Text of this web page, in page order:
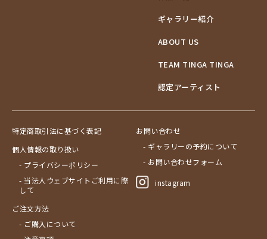
ギャラリー紹介
ABOUT US
TEAM TINGA TINGA
認定アーティスト
特定商取引法に基づく表記
個人情報の取り扱い
- プライバシーポリシー
- 当法人ウェブサイトご利用に際
して
ご注文方法
- ご購入について
お問い合わせ
- ギャラリーの予約について
- お問い合わせフォーム
instagram